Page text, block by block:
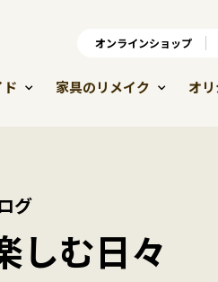
オン
家具のリメイク オ
オンラインショップ
グ
しむ日々